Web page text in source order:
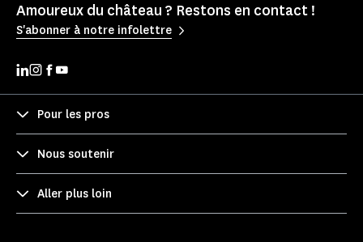
Amoureux du château ? Restons en contact !
S'abonner à notre infolettre
Pour les pros
Nous soutenir
Aller plus loin